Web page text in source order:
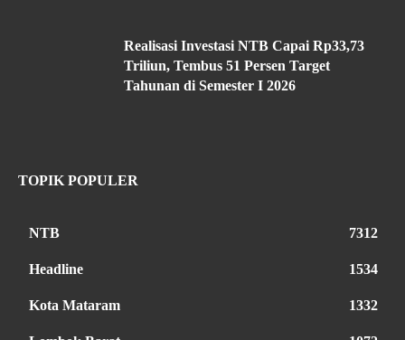
Realisasi Investasi NTB Capai Rp33,73
Triliun, Tembus 51 Persen Target
Tahunan di Semester I 2026
TOPIK POPULER
NTB 7312
Headline 1534
Kota Mataram 1332